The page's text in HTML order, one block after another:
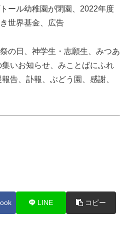
ール幼稚園が閉園、2022年度
世界基金、広告
日、神学生・志願生、みつあ
いお知らせ、みことばにふれ
告、訃報、ぶどう園、感謝、
LINE コピー